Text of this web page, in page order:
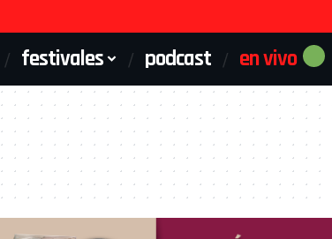
festivales podcast en vivo